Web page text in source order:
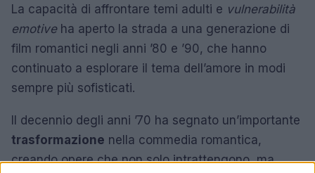
La capacità di affrontare temi adulti e vulnerabilità
emotiveha aperto la strada a una generazione di
film romantici negli anni ’80 e ’90, che hanno
continuato a esplorare il tema dell’amore in modi
sempre più sofisticati.
Il decennio degli anni ’70 ha segnato un’importante
trasformazione nella commedia romantica,
creando opere che non solo intrattengono, ma